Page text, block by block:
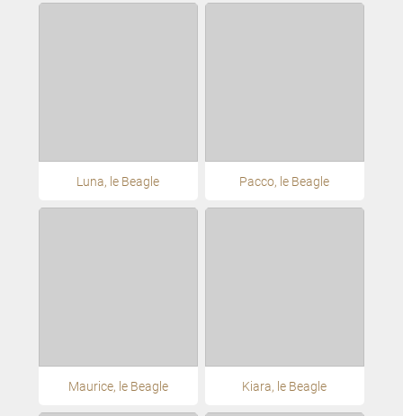
Luna, le Beagle Pacco, le Beagle
Maurice, le Beagle Kiara, le Beagle